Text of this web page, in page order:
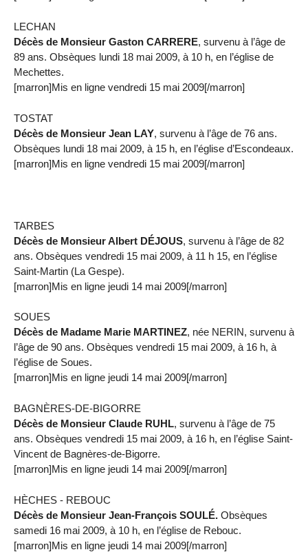
LECHAN
Décès de Monsieur Gaston CARRERE, survenu à l’âge de
89 ans. Obsèques lundi 18 mai 2009, à 10 h, en l’église de
Mechettes.
[marron]Mis en ligne vendredi 15 mai 2009[/marron]
TOSTAT
Décès de Monsieur Jean LAY, survenu à l’âge de 76 ans.
Obsèques lundi 18 mai 2009, à 15 h, en l’église d’Escondeaux.
[marron]Mis en ligne vendredi 15 mai 2009[/marron]
TARBES
Décès de Monsieur Albert DÉJOUS, survenu à l’âge de 82
ans. Obsèques vendredi 15 mai 2009, à 11 h 15, en l’église
Saint-Martin (La Gespe).
[marron]Mis en ligne jeudi 14 mai 2009[/marron]
SOUES
Décès de Madame Marie MARTINEZ, née NERIN, survenu à
l’âge de 90 ans. Obsèques vendredi 15 mai 2009, à 16 h, à
l’église de Soues.
[marron]Mis en ligne jeudi 14 mai 2009[/marron]
BAGNÈRES-DE-BIGORRE
Décès de Monsieur Claude RUHL, survenu à l’âge de 75
ans. Obsèques vendredi 15 mai 2009, à 16 h, en l’église Saint-
Vincent de Bagnères-de-Bigorre.
[marron]Mis en ligne jeudi 14 mai 2009[/marron]
HÈCHES - REBOUC
Décès de Monsieur Jean-François SOULÉ. Obsèques
samedi 16 mai 2009, à 10 h, en l’église de Rebouc.
[marron]Mis en ligne jeudi 14 mai 2009[/marron]